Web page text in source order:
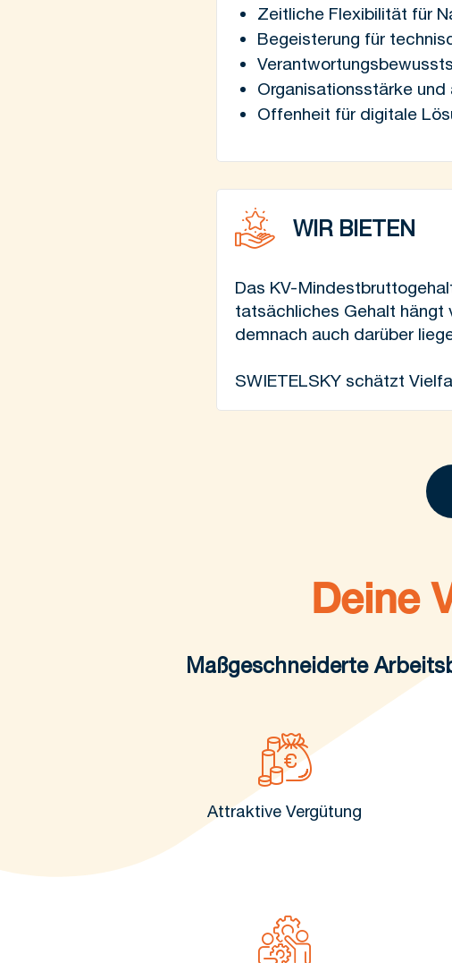
Zeitliche Flexibilität für
Begeisterung für
Organisationsstärke
Offenheit für digitale
WIR BIETEN
Das KV-
tatsächliches Gehalt hängt
demnach auch darüber
SWIETELSKY schätzt
Deine
Maßgeschneiderte
Attraktive Vergütung